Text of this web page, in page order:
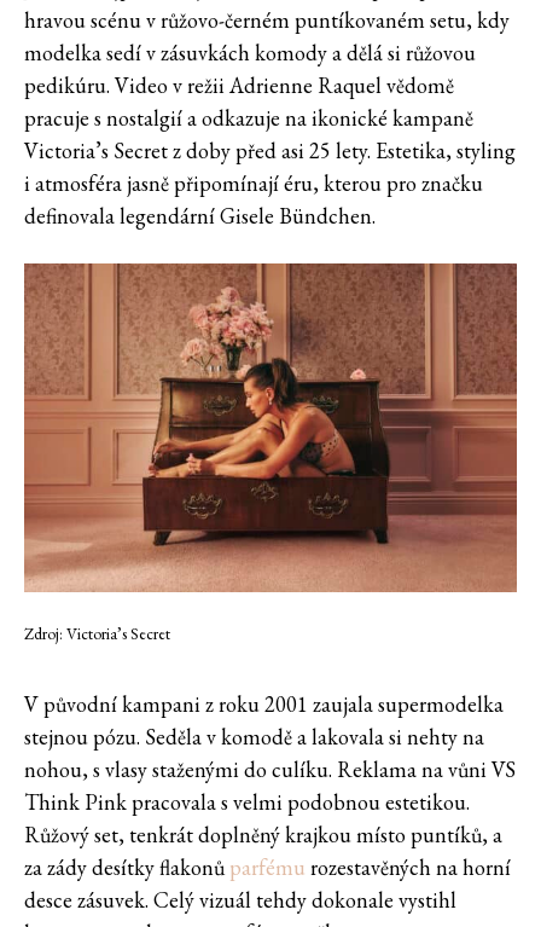
hravou scénu v růžovo-černém puntíkovaném setu, kdy
modelka sedí v zásuvkách komody a dělá si růžovou
pedikúru. Video v režii Adrienne Raquel vědomě
pracuje s nostalgií a odkazuje na ikonické kampaně
Victoria’s Secret z doby před asi 25 lety. Estetika, styling
i atmosféra jasně připomínají éru, kterou pro značku
definovala legendární Gisele Bündchen.
Zdroj: Victoria’s Secret
V původní kampani z roku 2001 zaujala supermodelka
stejnou pózu. Seděla v komodě a lakovala si nehty na
nohou, s vlasy staženými do culíku. Reklama na vůni VS
Think Pink pracovala s velmi podobnou estetikou.
Růžový set, tenkrát doplněný krajkou místo puntíků, a
za zády desítky flakonůparfému rozestavěných na horní
desce zásuvek. Celý vizuál tehdy dokonale vystihl